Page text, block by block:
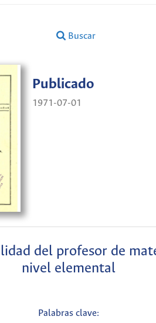
Buscar
Publicado
1971-07-01
del profesor de
nivel elemental
Palabras clave: